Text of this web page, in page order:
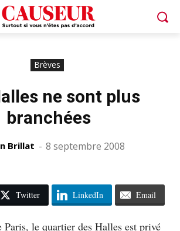
Brèves
ne sont plus
branchées
Brillat - 8 septembre 2008
Twitter LinkedIn Email
le quartier des Halles est privé